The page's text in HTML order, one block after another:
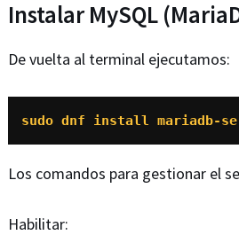
Instalar MySQL
De vuelta al terminal ejecutamos:
sudo dnf install mariadb-
Los comandos para gestionar el
Habilitar: